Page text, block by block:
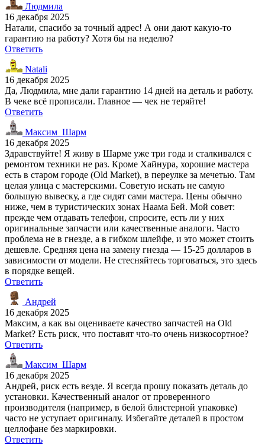
Людмила
16 декабря 2025
Натали, спасибо за точный адрес! А они дают какую-то
гарантию на работу? Хотя бы на неделю?
Ответить
Natali
16 декабря 2025
Да, Людмила, мне дали гарантию 14 дней на деталь и работу.
В чеке всё прописали. Главное — чек не теряйте!
Ответить
Максим_Шарм
16 декабря 2025
Здравствуйте! Я живу в Шарме уже три года и сталкивался с
ремонтом техники не раз. Кроме Хайнура, хорошие мастера
есть в старом городе (Old Market), в переулке за мечетью. Там
целая улица с мастерскими. Советую искать не самую
большую вывеску, а где сидят сами мастера. Цены обычно
ниже, чем в туристических зонах Наама Бей. Мой совет:
прежде чем отдавать телефон, спросите, есть ли у них
оригинальные запчасти или качественные аналоги. Часто
проблема не в гнезде, а в гибком шлейфе, и это может стоить
дешевле. Средняя цена на замену гнезда — 15-25 долларов в
зависимости от модели. Не стесняйтесь торговаться, это здесь
в порядке вещей.
Ответить
Андрей
16 декабря 2025
Максим, а как вы оцениваете качество запчастей на Old
Market? Есть риск, что поставят что-то очень низкосортное?
Ответить
Максим_Шарм
16 декабря 2025
Андрей, риск есть везде. Я всегда прошу показать деталь до
установки. Качественный аналог от проверенного
производителя (например, в белой блистерной упаковке)
часто не уступает оригиналу. Избегайте деталей в простом
целлофане без маркировки.
Ответить